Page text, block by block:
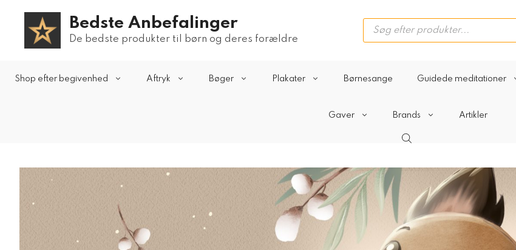
Bedste Anbefalinger
De bedste produkter til børn og deres forældre
Products
search
Shop efter begivenhed Aftryk Bøger Plakater Børnesange Guidede meditationer
Gaver Brands Artikler